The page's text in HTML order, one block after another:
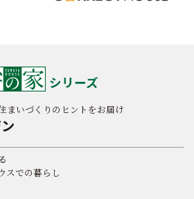
シリーズ
まいづくりのヒントをお届け
スでの暮らし